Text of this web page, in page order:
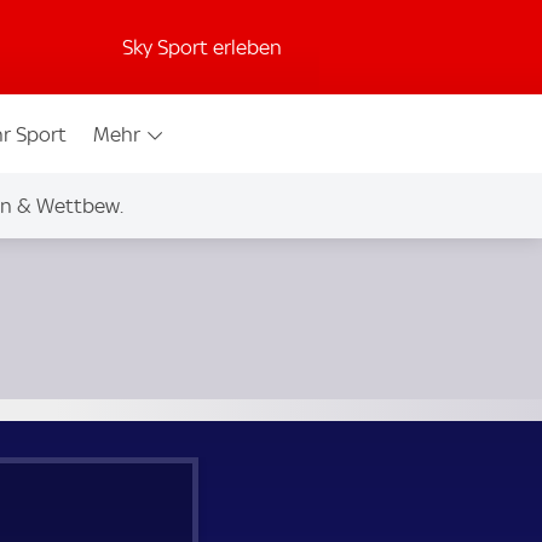
Sky Sport erleben
Sport Mehr
& Wettbew.